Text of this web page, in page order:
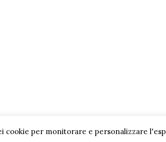
cookie per monitorare e personalizzare